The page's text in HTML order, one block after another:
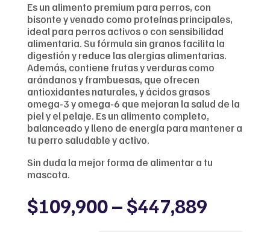
Es un alimento premium para perros, con
bisonte y venado como proteínas principales,
ideal para perros activos o con sensibilidad
alimentaria. Su fórmula sin granos facilita la
digestión y reduce las alergias alimentarias.
Además, contiene frutas y verduras como
arándanos y frambuesas, que ofrecen
antioxidantes naturales, y ácidos grasos
omega-3 y omega-6 que mejoran la salud de la
piel y el pelaje. Es un alimento completo,
balanceado y lleno de energía para mantener a
tu perro saludable y activo.
Sin duda la mejor forma de alimentar a tu
mascota.
$109,900– $447,889Price